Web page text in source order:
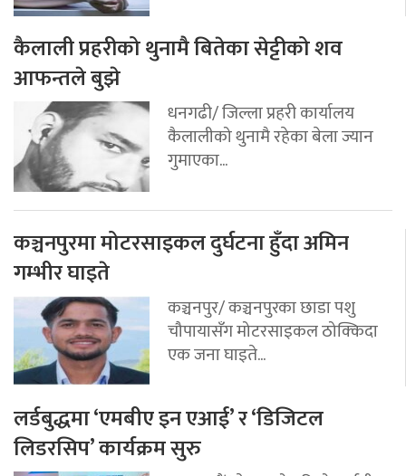
कैलाली प्रहरीको थुनामै बितेका सेट्टीको शव
आफन्तले बुझे
धनगढी/ जिल्ला प्रहरी कार्यालय
कैलालीको थुनामै रहेका बेला ज्यान
गुमाएका...
कञ्चनपुरमा मोटरसाइकल दुर्घटना हुँदा अमिन
गम्भीर घाइते
कञ्चनपुर/ कञ्चनपुरका छाडा पशु
चौपायासँग मोटरसाइकल ठोक्किदा
एक जना घाइते...
लर्डबुद्धमा ‘एमबीए इन एआई’ र ‘डिजिटल
लिडरसिप’ कार्यक्रम सुरु